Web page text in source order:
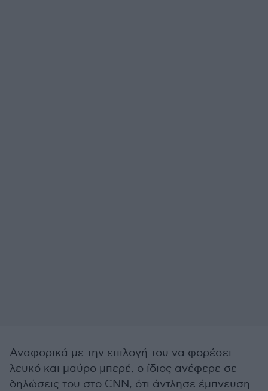
Αναφορικά με την επιλογή του να φορέσει
λευκό και μαύρο μπερέ, ο ίδιος ανέφερε σε
δηλώσεις του στο CNN, ότι άντλησε έμπνευση